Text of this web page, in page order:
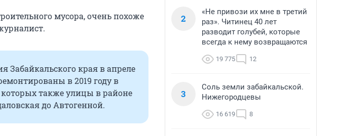
мусора, очень похоже
Забайкальского края в апреле
в 2019 году в
которых также улицы в районе
до Автогенной.
2
«Не привози их мне в третий
раз». Читинец 40 лет
разводит голубей, которые
всегда к нему возвращаются
19 775 12
3
Соль земли забайкальской.
Нижегородцевы
16 619 8